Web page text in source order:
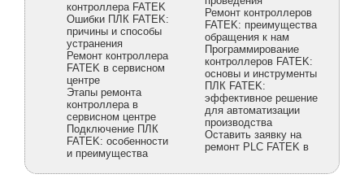
контроллера FATEK
Ошибки ПЛК FATEK:
причины и способы
устранения
Ремонт контроллера
FATEK в сервисном
центре
Этапы ремонта
контроллера в
сервисном центре
Подключение ПЛК
FATEK: особенности
и преимущества
Ремонт контроллеров
FATEK: преимущества
обращения к нам
Программирование
контроллеров FATEK:
основы и инструменты
ПЛК FATEK:
эффективное решение
для автоматизации
производства
Оставить заявку на
ремонт PLC FATEK в